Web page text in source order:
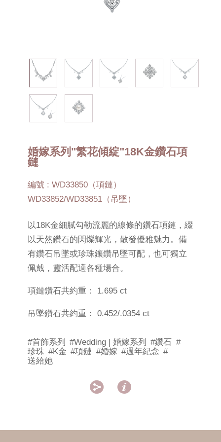
婚嫁系列"繁花傾綻"18K金鑽石項
鏈
編號 : WD33850（項鏈）
WD33852/WD33851（吊墜）
以18K金細膩勾勒流麗的線條的鑽石項鏈，綴
以天然鑽石的閃爍輝光，散發優雅魅力。備
有鑽石吊墜或珍珠鑲鑽吊墜可配，也可獨立
佩戴，靈活配適各種場合。
項鏈鑽石共約重： 1.695 ct
吊墜鑽石共約重： 0.452/.0354 ct
#首飾系列 #Wedding | 婚嫁系列 #鑽石 #
珍珠 #K金 #項鏈 #婚嫁 #週年紀念 #
送給她
 